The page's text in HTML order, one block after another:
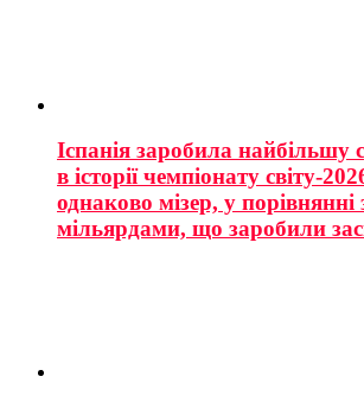
Іспанія заробила найбільшу
в історії чемпіонату світу-
однаково мізер, у порівнянні
мільярдами, що заробили